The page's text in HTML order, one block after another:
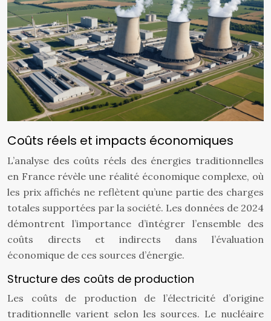
Coûts réels et impacts économiques
L’analyse des coûts réels des énergies traditionnelles
en France révèle une réalité économique complexe, où
les prix affichés ne reflètent qu’une partie des charges
totales supportées par la société. Les données de 2024
démontrent l’importance d’intégrer l’ensemble des
coûts directs et indirects dans l’évaluation
économique de ces sources d’énergie.
Structure des coûts de production
Les coûts de production de l’électricité d’origine
traditionnelle varient selon les sources. Le nucléaire